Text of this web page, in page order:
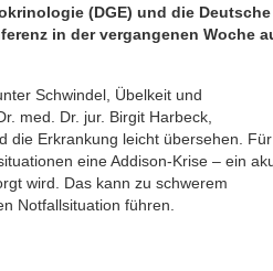
(DGE) und die Deutsche
in der vergangenen Woche
Schwindel, Übelkeit und
med. Dr. jur. Birgit Harbeck,
die Erkrankung leicht übersehen. Für
eine Addison-Krise – ein
wird. Das kann zu schwerem
Notfallsituation führen.